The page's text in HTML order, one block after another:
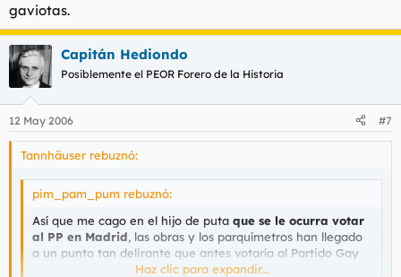
gaviotas.
Capitán Hediondo
Posiblemente el PEOR Forero de la Historia
12 May 2006 #7
Tannhäuser rebuznó:
pim_pam_pum rebuznó:
Así que me cago en el hijo de puta que se le ocurra votar
al PP en Madrid, las obras y los parquímetros han llegado
a un punto tan delirante que antes votaría al Partido Gay
(no sé si lo hay) que a estos cabrones encorbatados.
Haz clic para expandir...